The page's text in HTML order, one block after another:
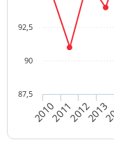
2010201120122013
87,5
90
92,5